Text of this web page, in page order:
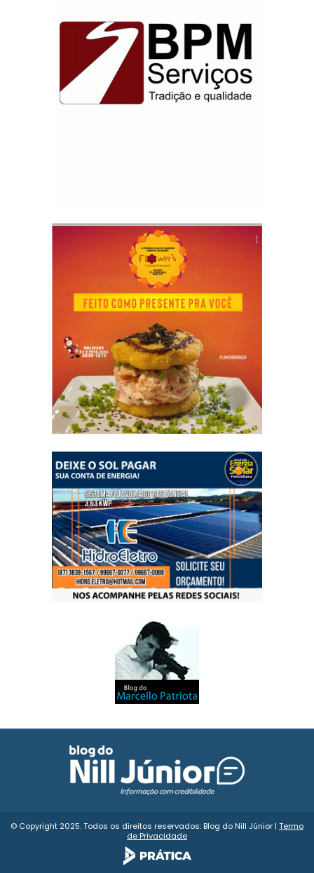
© Copyright 2025. Todos os direitos reservados: Blog do Nill Júnior | Termo
de Privacidade